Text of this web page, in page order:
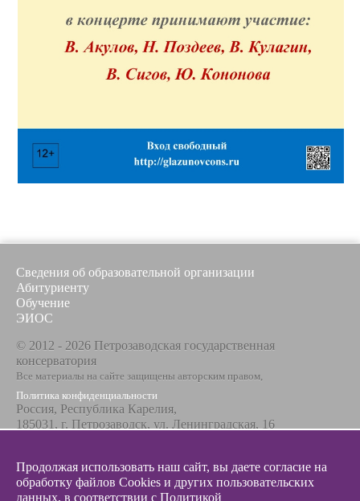
Сведения об образовательной организации
Абитуриенту
Обучение
ЭИОС
© 2012 - 2026 Петрозаводская государственная
консерватория
Все материалы на сайте защищены авторским правом,
Политика конфиденциальности
Россия, Республика Карелия,
185031, г. Петрозаводск, ул. Ленинградская, 16
+7 8142 67-23-67
Эл. почта
info@glazunovcons.ru
Продолжая использовать наш сайт, вы даете согласие на
обработку файлов Cookies и других пользовательских
данных, в соответствии с Политикой